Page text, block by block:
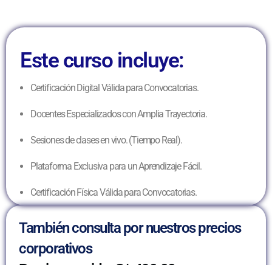
Este curso incluye:
Certificación Digital Válida para Convocatorias.
Docentes Especializados con Amplia Trayectoria.
Sesiones de clases en vivo. (Tiempo Real).
Plataforma Exclusiva para un Aprendizaje Fácil.
Certificación Física Válida para Convocatorias.
También consulta por nuestros precios
corporativos